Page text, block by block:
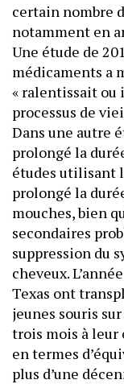
certain nombre
notamment en
Une étude de
médicaments a
« ralentissait
processus de
Dans une autre
prolongé la
études utilisant
prolongé la
mouches, bien
secondaires
suppression du
cheveux.
Texas ont
jeunes souris
trois mois à leur
en termes
plus d’une